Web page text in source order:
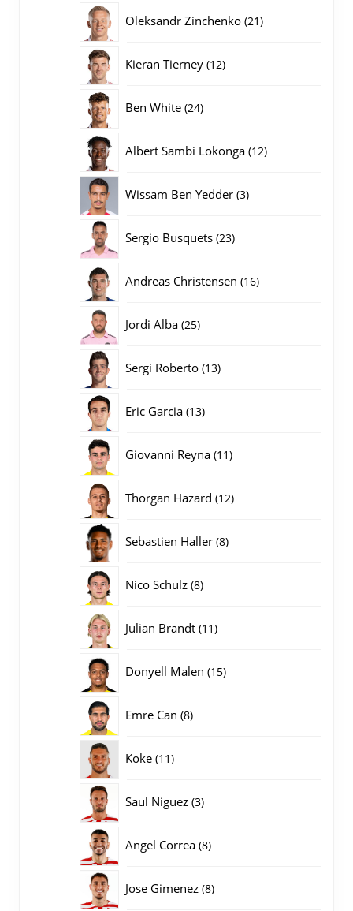
Oleksandr Zinchenko 2121
Kieran Tierney 1212
Ben White 2424
Albert Sambi Lokonga 1212
Wissam Ben Yedder 33
Sergio Busquets 2323
Andreas Christensen 1616
Jordi Alba 2525
Sergi Roberto 1313
Eric Garcia 1313
Giovanni Reyna 1111
Thorgan Hazard 1212
Sebastien Haller 88
Nico Schulz 88
Julian Brandt 1111
Donyell Malen 1515
Emre Can 88
Koke 1111
Saul Niguez 33
Angel Correa 88
Jose Gimenez 88